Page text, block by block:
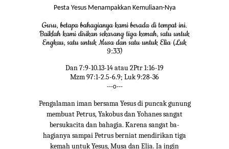
Pesta Yesus Menampakkan Kemuliaan-Nya
Guru, betapa bahagianya kami berada di tempat ini.
Baiklah kami dirikan sekarang tiga kemah, satu untuk
Engkau, satu untuk Musa dan satu untuk Elia (Luk
9:33)
Dan 7:9-10.13-14 atau 2Ptr 1:16-19
Mzm 97:1-2.5-6.9; Luk 9:28-36
---o---
Pengalaman iman bersama Yesus di puncak gunung
membuat Petrus, Yakobus dan Yohanes sangat
bersukacita dan bahagia. Karena sangat ba-
hagianya sampai Petrus berniat mendirikan tiga
kemah untuk Yesus, Musa dan Elia. Ia ingin